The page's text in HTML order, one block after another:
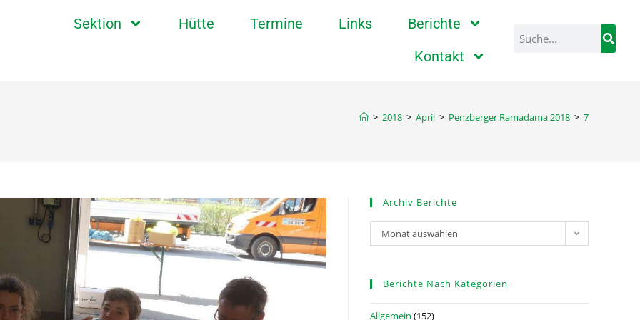
Sektion Hütte Termine Links
Berichte
Kontakt
> 2018 > April > Penzberger Ramadama 2018 > 7
Archiv Berichte
Monat auswählen
Berichte Nach Kategorien
Allgemein (152)